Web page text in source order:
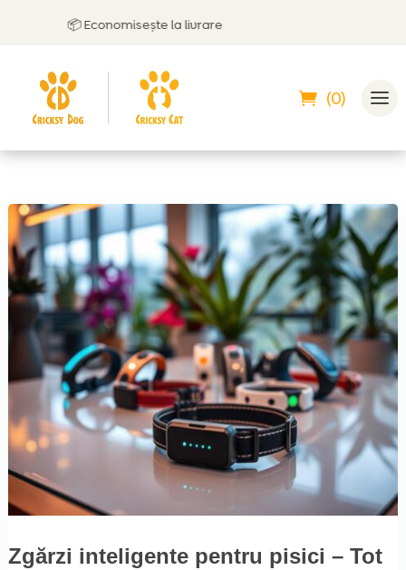
📦 Economisește la livrare
(0)
Zgărzi inteligente pentru pisici – Tot